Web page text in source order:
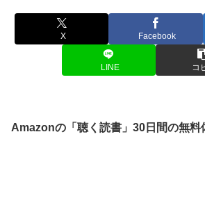
X Facebook
LINE コ
Amazonの「聴く読書」30日間の無料